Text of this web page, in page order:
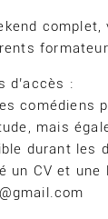
d’accès :
comédiens
mais
durant les
un CV et